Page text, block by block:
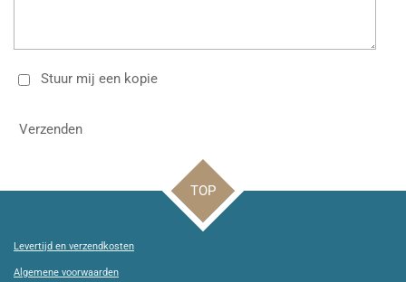
Stuur mij een kopie
Verzenden
TOP
Levertijd en verzendkosten
Algemene voorwaarden